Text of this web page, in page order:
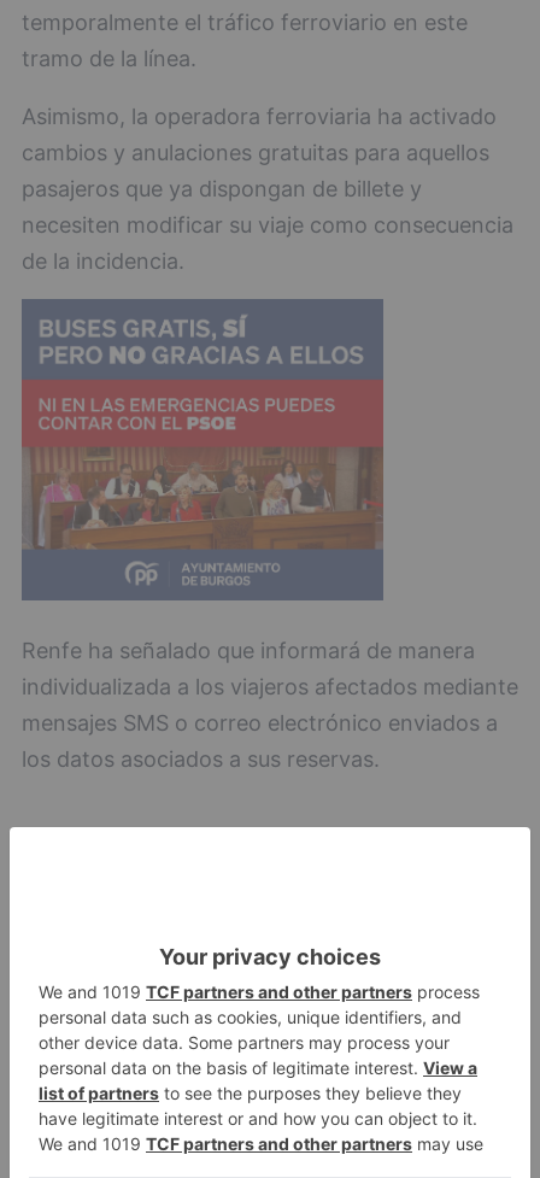
temporalmente el tráfico ferroviario en este
tramo de la línea.
Asimismo, la operadora ferroviaria ha activado
cambios y anulaciones gratuitas para aquellos
pasajeros que ya dispongan de billete y
necesiten modificar su viaje como consecuencia
de la incidencia.
Renfe ha señalado que informará de manera
individualizada a los viajeros afectados mediante
mensajes SMS o correo electrónico enviados a
los datos asociados a sus reservas.
LO + VISTO
1
Detienen a un joven de 27 años
por el robo de cableado y por
atentado contra los agentes
2
Calor y posibles tormentas en
Burgos durante el eclipse del 12